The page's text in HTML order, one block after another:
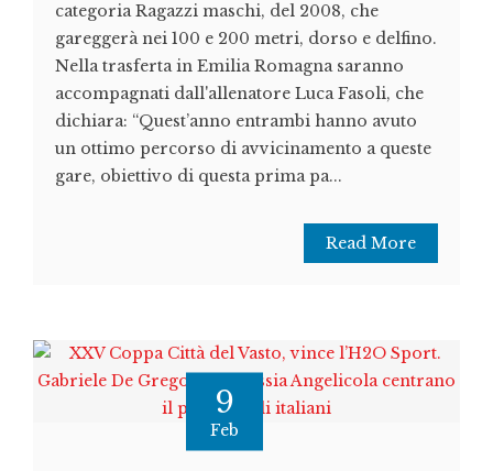
categoria Ragazzi maschi, del 2008, che
gareggerà nei 100 e 200 metri, dorso e delfino.
Nella trasferta in Emilia Romagna saranno
accompagnati dall'allenatore Luca Fasoli, che
dichiara: “Quest’anno entrambi hanno avuto
un ottimo percorso di avvicinamento a queste
gare, obiettivo di questa prima pa...
Read More
9
Feb